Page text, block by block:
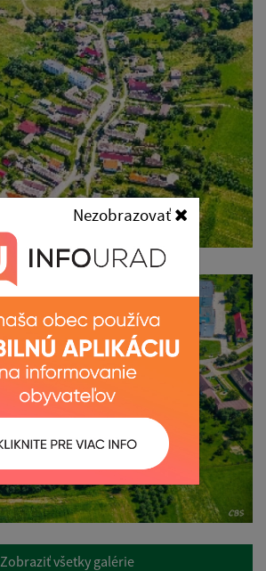
Nezobrazovať
Zobraziť všetky galérie